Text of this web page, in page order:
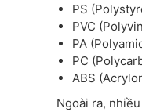
PS
PVC
PA
PC
ABS
Ngoài ra,